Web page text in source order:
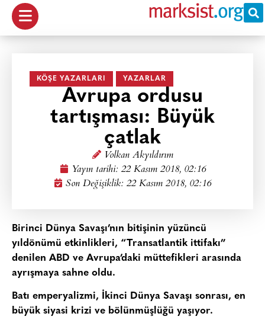
KÖŞE YAZARLARI YAZARLAR
Avrupa ordusu
tartışması: Büyük
çatlak
Volkan Akyıldırım
Yayın tarihi: 22 Kasım 2018, 02:16
Son Değişiklik: 22 Kasım 2018, 02:16
Birinci Dünya Savaşı’nın bitişinin yüzüncü
yıldönümü etkinlikleri, “Transatlantik ittifakı”
denilen ABD ve Avrupa’daki müttefikleri arasında
ayrışmaya sahne oldu.
Batı emperyalizmi, İkinci Dünya Savaşı sonrası, en
büyük siyasi krizi ve bölünmüşlüğü yaşıyor.